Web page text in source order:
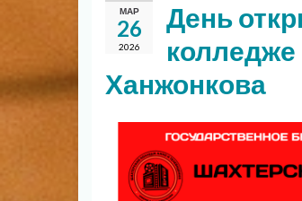
МАР
26
2026
День
Ханжонкова